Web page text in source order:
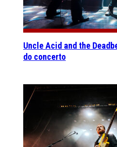
Uncle Acid and the
do concerto